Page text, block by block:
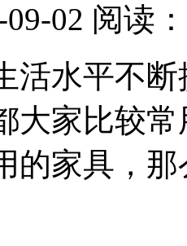
02 阅读
活水平不
大家比较
的家具，